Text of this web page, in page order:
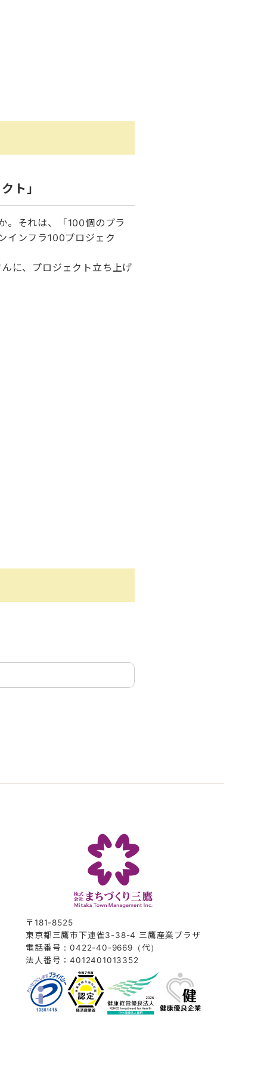
ト」
。それは、「100個のプラ
インフラ100プロジェク
に、プロジェクト立ち上げ
〒181-8525
東京都三鷹市下連雀3-38-4 三鷹産業プラザ
電話番号：0422-40-9669（代）
法人番号：4012401013352